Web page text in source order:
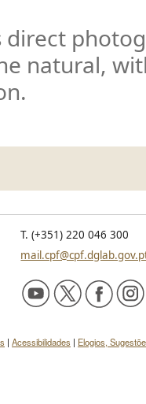
direct
natural,
T. (+351) 220 046 300
| Acessibilidades | Elogios,